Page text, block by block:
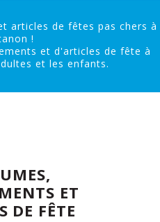
articles de fêtes pas chers à
!
et d'articles de fête à
et les enfants.
ET
DE FÊTE